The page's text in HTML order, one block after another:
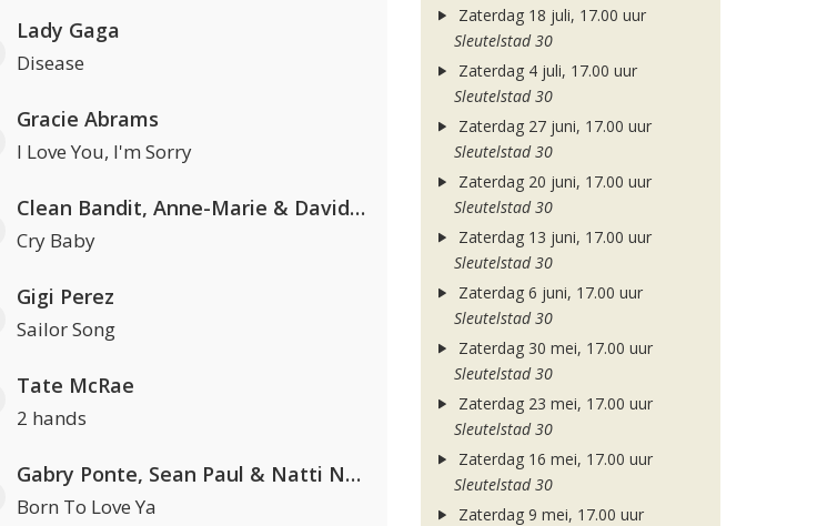
Lady Gaga
Disease
Gracie Abrams
I Love You, I'm Sorry
Clean Bandit, Anne-Marie & David Guetta
Cry Baby
Gigi Perez
Sailor Song
Tate McRae
2 hands
Gabry Ponte, Sean Paul & Natti Natasha
Born To Love Ya
Zaterdag 18 juli, 17.00 uur
Sleutelstad 30
Zaterdag 4 juli, 17.00 uur
Sleutelstad 30
Zaterdag 27 juni, 17.00 uur
Sleutelstad 30
Zaterdag 20 juni, 17.00 uur
Sleutelstad 30
Zaterdag 13 juni, 17.00 uur
Sleutelstad 30
Zaterdag 6 juni, 17.00 uur
Sleutelstad 30
Zaterdag 30 mei, 17.00 uur
Sleutelstad 30
Zaterdag 23 mei, 17.00 uur
Sleutelstad 30
Zaterdag 16 mei, 17.00 uur
Sleutelstad 30
Zaterdag 9 mei, 17.00 uur